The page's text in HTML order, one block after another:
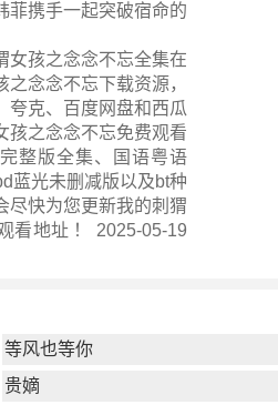
菲携手一起突破宿命的
女孩之念念不忘全集在
念念不忘下载资源，
夸克、百度网盘和西瓜
孩之念念不忘免费观看
整版全集、国语粤语
蓝光未删减版以及bt种
尽快为您更新我的刺猬
看地址 ！ 2025-05-19
等风也等你
贵嫡